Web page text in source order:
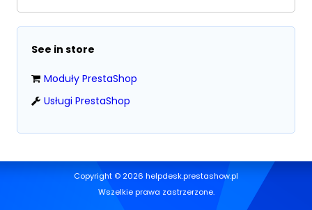
See in store
Moduły PrestaShop
Usługi PrestaShop
Copyright © 2026 helpdesk.prestashow.pl
Wszelkie prawa zastrzerzone.